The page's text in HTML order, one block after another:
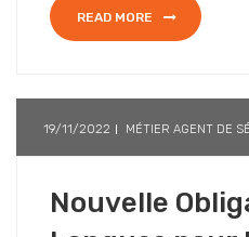
READ MORE
19/11/2022 MÉTIER AGENT DE
Nouvelle